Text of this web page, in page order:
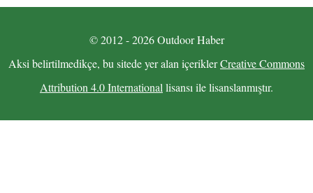
© 2012 - 2026 Outdoor Haber
Aksi belirtilmedikçe, bu sitede yer alan içeriklerCreative Commons
Attribution 4.0 International lisansı ile lisanslanmıştır.